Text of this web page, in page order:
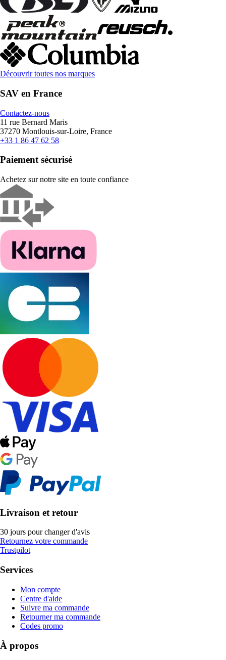
Découvrir toutes nos marques
SAV en France
Contactez-nous
11 rue Bernard Maris
37270 Montlouis-sur-Loire, France
+33 1 86 47 62 58
Paiement sécurisé
Achetez sur notre site en toute confiance
Livraison et retour
30 jours pour changer d'avis
Retournez votre commande
Trustpilot
Services
Mon compte
Centre d'aide
Suivre ma commande
Retourner ma commande
Codes promo
À propos